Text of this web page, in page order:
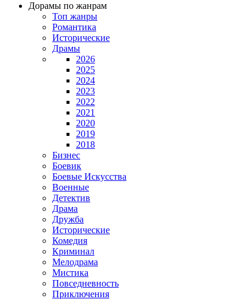
Дорамы по жанрам
Топ жанры
Романтика
Исторические
Драмы
2026
2025
2024
2023
2022
2021
2020
2019
2018
Бизнес
Боевик
Боевые Искусства
Военные
Детектив
Драма
Дружба
Исторические
Комедия
Криминал
Мелодрама
Мистика
Повседневность
Приключения